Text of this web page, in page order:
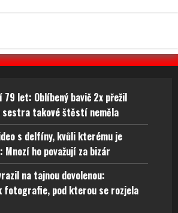
let: Oblíbený bavič 2x přežil
takové štěstí neměla
s delfíny, kvůli kterému je
Mnozí ho považují za bizár
na tajnou dovolenou:
fotografie, pod kterou se rozjela